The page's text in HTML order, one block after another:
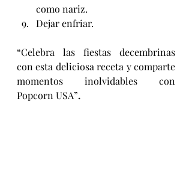
como nariz.
Dejar enfriar.
“Celebra las fiestas decembrinas
con esta deliciosa receta y comparte
momentos inolvidables con
Popcorn USA”.